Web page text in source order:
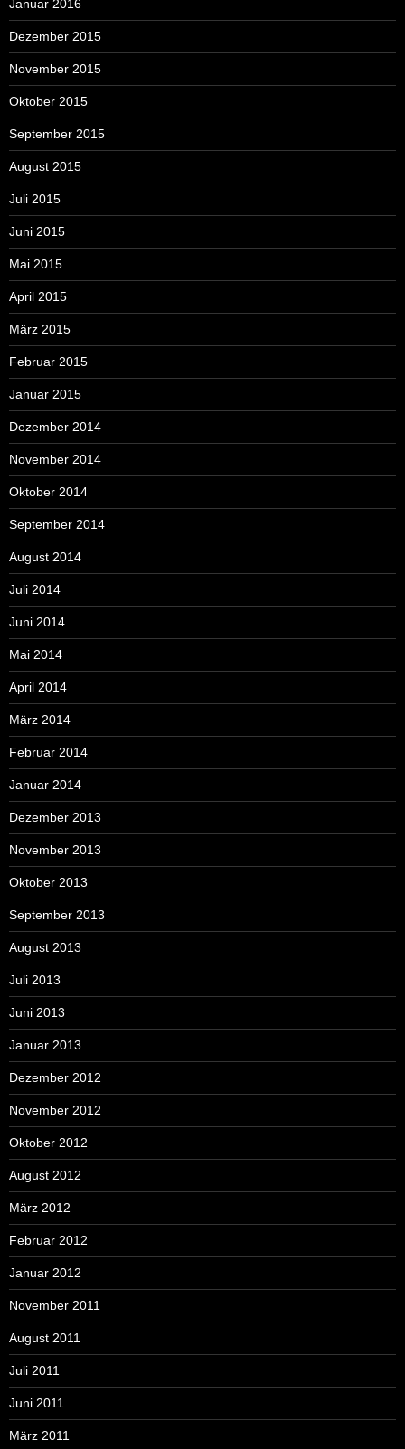
Januar 2016
Dezember 2015
November 2015
Oktober 2015
September 2015
August 2015
Juli 2015
Juni 2015
Mai 2015
April 2015
März 2015
Februar 2015
Januar 2015
Dezember 2014
November 2014
Oktober 2014
September 2014
August 2014
Juli 2014
Juni 2014
Mai 2014
April 2014
März 2014
Februar 2014
Januar 2014
Dezember 2013
November 2013
Oktober 2013
September 2013
August 2013
Juli 2013
Juni 2013
Januar 2013
Dezember 2012
November 2012
Oktober 2012
August 2012
März 2012
Februar 2012
Januar 2012
November 2011
August 2011
Juli 2011
Juni 2011
März 2011